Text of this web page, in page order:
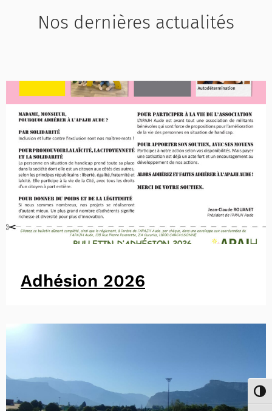
Nos dernières actualités
Adhésion 2026